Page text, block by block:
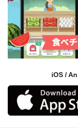
冬越ししてもっち
時期によって変化
: : : : : : : : : : : : : : :
混み具合によって
ご準備でき次第な
iOS /